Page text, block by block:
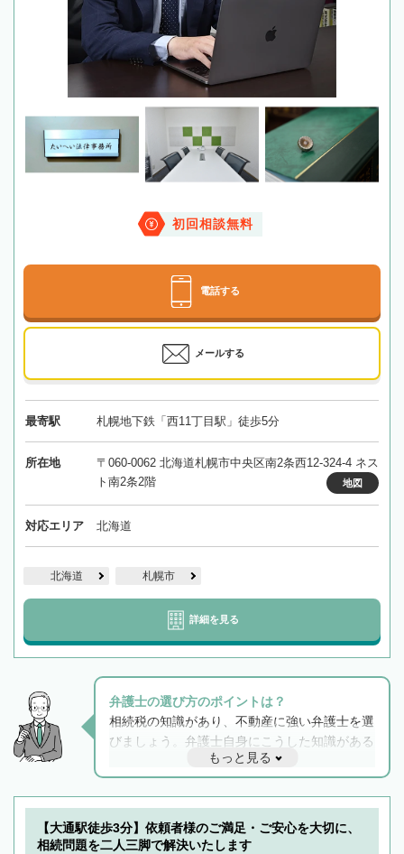
初回相談無料
電話する
メールする
最寄駅 札幌地下鉄「西11丁目駅」徒歩5分
所在地
〒060-0062 北海道札幌市中央区南2条西12-324-4 ネス
ト南2条2階
地図
対応エリア 北海道
北海道 札幌市
詳細を見る
弁護士の選び方のポイントは？
相続税の知識があり、不動産に強い弁護士を選
びましょう。弁護士自身にこうした知識がある
と他士業との連携もスムーズに進み、トラブル
解決のみならず相続をトータルで任せることが
できます。また、相続は感情がからむ分野なの
でフィーリングも重要です。実際に電話や面談
で複数の弁護士と会話をしてウマが合う方に依
もっと見る
【大通駅徒歩3分】依頼者様のご満足・ご安心を大切に、
相続問題を二人三脚で解決いたします